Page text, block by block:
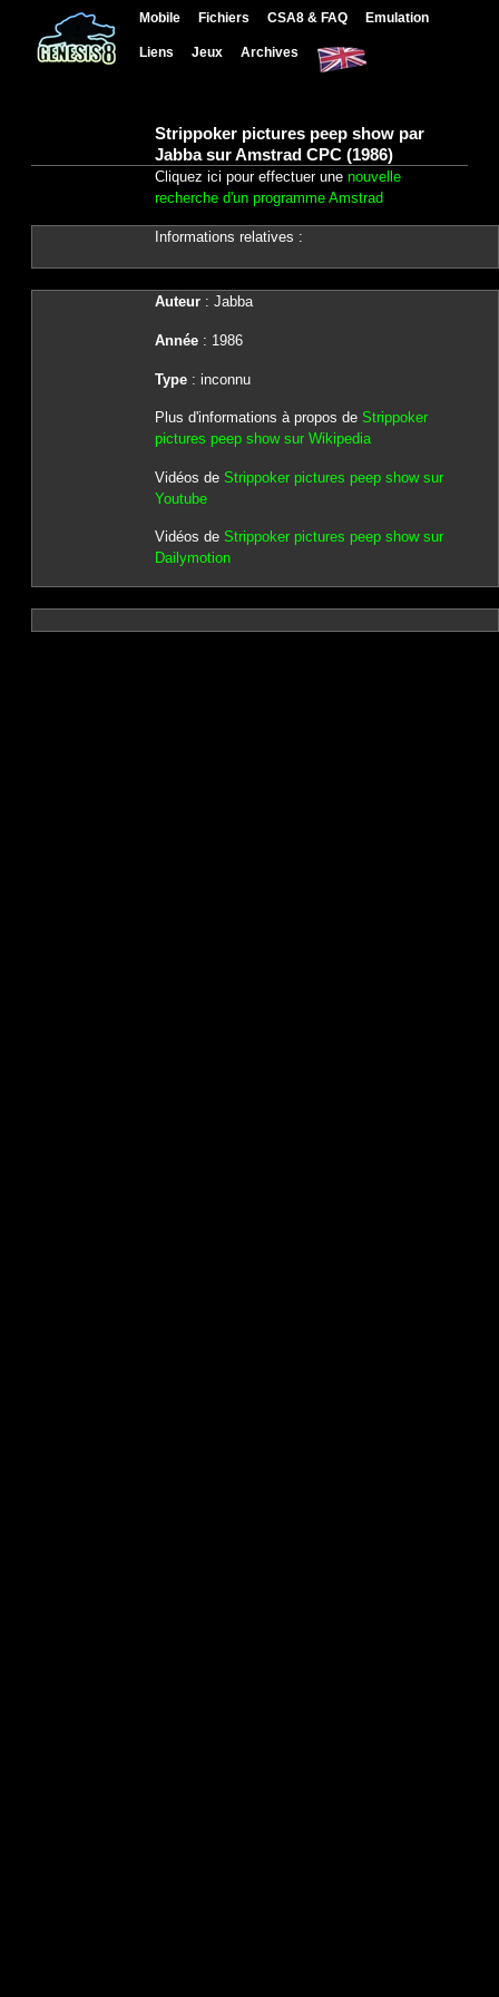
Mobile Fichiers CSA8 & FAQ Emulation
Liens Jeux Archives
Strippoker pictures peep show par
Jabba sur Amstrad CPC (1986)
Cliquez ici pour effectuer une nouvelle
recherche d'un programme Amstrad
Informations relatives :
Auteur: Jabba
Année: 1986
Type: inconnu
Plus d'informations à propos de Strippoker
pictures peep show sur Wikipedia
Vidéos de Strippoker pictures peep show sur
Youtube
Vidéos de Strippoker pictures peep show sur
Dailymotion